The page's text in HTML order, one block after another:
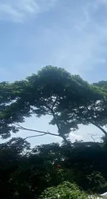
เดี่ยว หมู่บ้านพ
กรุงเทพมหานคร